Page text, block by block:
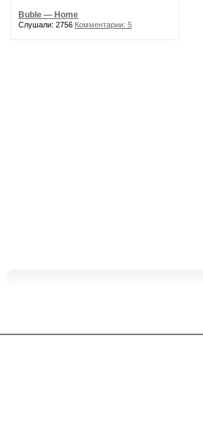
Buble — Home
Слушали: 2756 Комментарии: 5